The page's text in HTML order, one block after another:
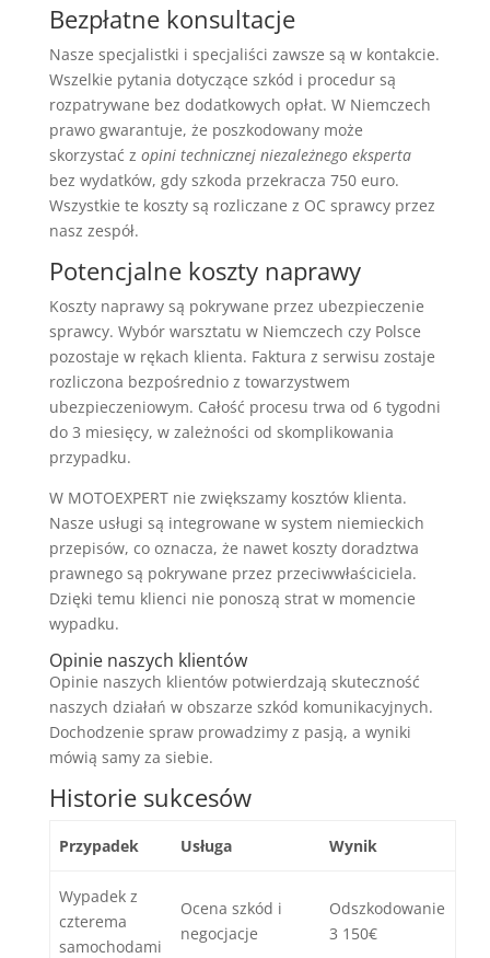
Bezpłatne konsultacje
Nasze specjalistki i specjaliści zawsze są w kontakcie.
Wszelkie pytania dotyczące szkód i procedur są
rozpatrywane bez dodatkowych opłat. W Niemczech
prawo gwarantuje, że poszkodowany może
skorzystać z opini technicznej niezależnego eksperta
bez wydatków, gdy szkoda przekracza 750 euro.
Wszystkie te koszty są rozliczane z OC sprawcy przez
nasz zespół.
Potencjalne koszty naprawy
Koszty naprawy są pokrywane przez ubezpieczenie
sprawcy. Wybór warsztatu w Niemczech czy Polsce
pozostaje w rękach klienta. Faktura z serwisu zostaje
rozliczona bezpośrednio z towarzystwem
ubezpieczeniowym. Całość procesu trwa od 6 tygodni
do 3 miesięcy, w zależności od skomplikowania
przypadku.
W MOTOEXPERT nie zwiększamy kosztów klienta.
Nasze usługi są integrowane w system niemieckich
przepisów, co oznacza, że nawet koszty doradztwa
prawnego są pokrywane przez przeciwwłaściciela.
Dzięki temu klienci nie ponoszą strat w momencie
wypadku.
Opinie naszych klientów
Opinie naszych klientów potwierdzają skuteczność
naszych działań w obszarze szkód komunikacyjnych.
Dochodzenie spraw prowadzimy z pasją, a wyniki
mówią samy za siebie.
Historie sukcesów
Przypadek Usługa Wynik
Wypadek z
czterema
samochodami
Ocena szkód i
negocjacje
Odszkodowanie
3 150€